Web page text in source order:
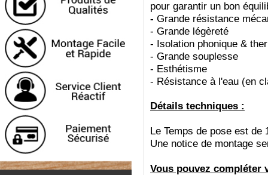
pour garantir un bon
- Grande résistance
- Grande légèreté
- Isolation phonique &
- Grande souplesse
- Esthétisme
- Résistance à l'eau (en
Détails techniques :
Le Temps de pose est de
Une notice de montage
Vous pouvez